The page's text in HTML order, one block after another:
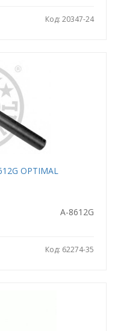
Код: 20347-24
OPTIMAL
A-8612G
Код: 62274-35